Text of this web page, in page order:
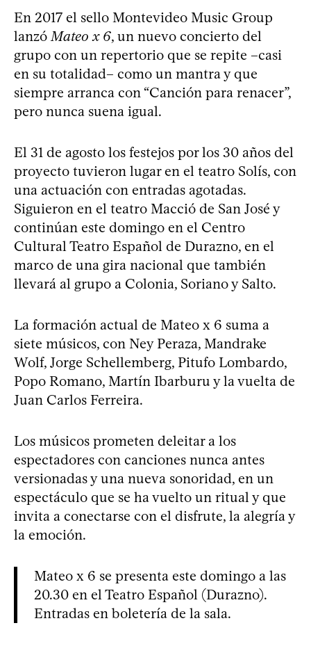
En 2017 el sello Montevideo Music Group
lanzó Mateo x 6, un nuevo concierto del
grupo con un repertorio que se repite –casi
en su totalidad– como un mantra y que
siempre arranca con “Canción para renacer”,
pero nunca suena igual.
El 31 de agosto los festejos por los 30 años del
proyecto tuvieron lugar en el teatro Solís, con
una actuación con entradas agotadas.
Siguieron en el teatro Macció de San José y
continúan este domingo en el Centro
Cultural Teatro Español de Durazno, en el
marco de una gira nacional que también
llevará al grupo a Colonia, Soriano y Salto.
La formación actual de Mateo x 6 suma a
siete músicos, con Ney Peraza, Mandrake
Wolf, Jorge Schellemberg, Pitufo Lombardo,
Popo Romano, Martín Ibarburu y la vuelta de
Juan Carlos Ferreira.
Los músicos prometen deleitar a los
espectadores con canciones nunca antes
versionadas y una nueva sonoridad, en un
espectáculo que se ha vuelto un ritual y que
invita a conectarse con el disfrute, la alegría y
la emoción.
Mateo x 6 se presenta este domingo a las
20.30 en el Teatro Español (Durazno).
Entradas en boletería de la sala.